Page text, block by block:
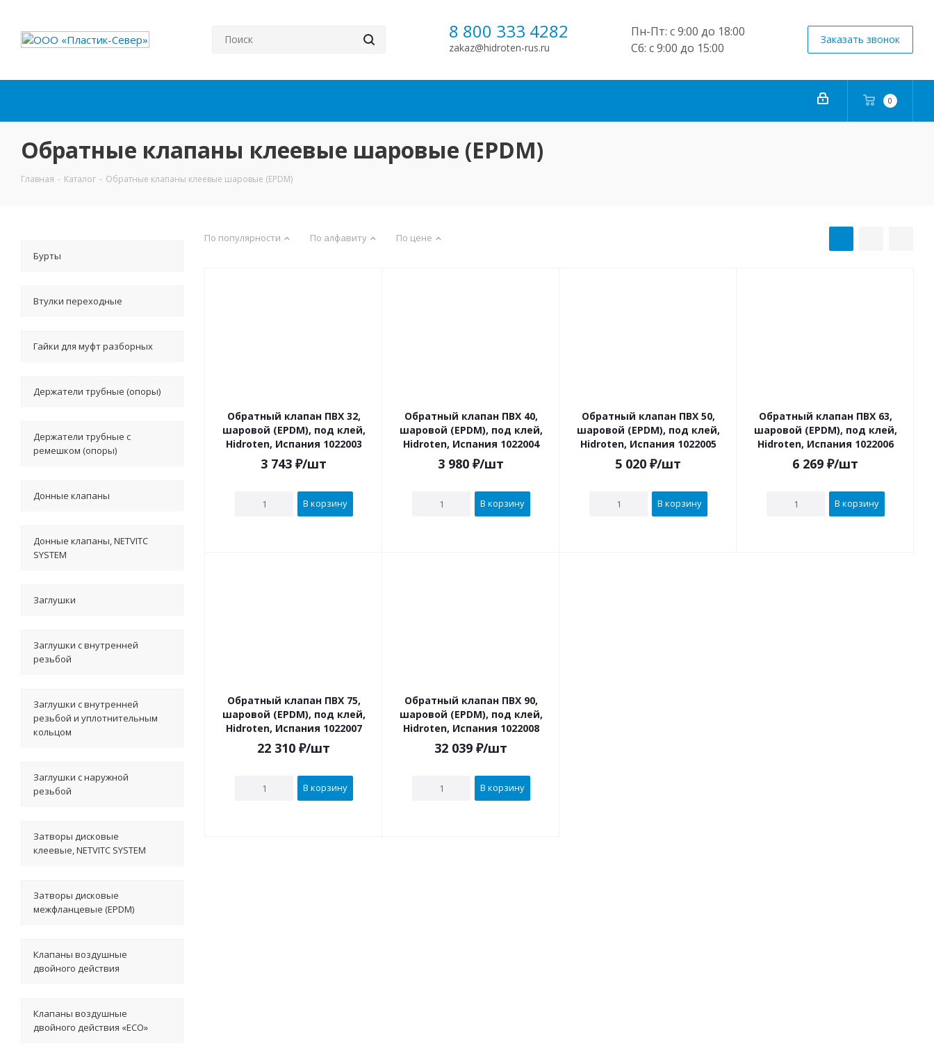
8 800 333 4282
zakaz@hidroten-rus.ru
Пн-Пт: с 9:00 до 18:00
Сб: с 9:00 до 15:00
Заказать звонок
0
Обратные клапаны клеевые шаровые (EPDM)
Главная - Каталог - Обратные клапаны клеевые шаровые (EPDM)
По популярности По алфавиту По цене
Обратный клапан ПВХ 32,
шаровой (EPDM), под клей,
Hidroten, Испания 1022003
3 743 ₽/шт
В корзину
Обратный клапан ПВХ 40,
шаровой (EPDM), под клей,
Hidroten, Испания 1022004
3 980 ₽/шт
В корзину
Обратный клапан ПВХ 50,
шаровой (EPDM), под клей,
Hidroten, Испания 1022005
5 020 ₽/шт
В корзину
Обратный клапан ПВХ 63,
шаровой (EPDM), под клей,
Hidroten, Испания 1022006
6 269 ₽/шт
В корзину
Обратный клапан ПВХ 75,
шаровой (EPDM), под клей,
Hidroten, Испания 1022007
22 310 ₽/шт
В корзину
Обратный клапан ПВХ 90,
шаровой (EPDM), под клей,
Hidroten, Испания 1022008
32 039 ₽/шт
В корзину
Бурты
Втулки переходные
Гайки для муфт разборных
Держатели трубные (опоры)
Держатели трубные с
ремешком (опоры)
Донные клапаны
Донные клапаны, NETVITC
SYSTEM
Заглушки
Заглушки с внутренней
резьбой
Заглушки с внутренней
резьбой и уплотнительным
кольцом
Заглушки с наружной
резьбой
Затворы дисковые
клеевые, NETVITC SYSTEM
Затворы дисковые
межфланцевые (EPDM)
Клапаны воздушные
двойного действия
Клапаны воздушные
двойного действия «ECO»